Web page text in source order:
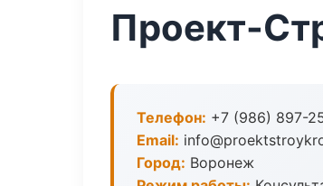
Проект-
Телефон: +7 (986) 897-
Email:
Город: Воронеж